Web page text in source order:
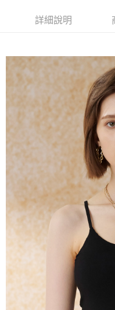
１．簡單：不需註冊會員、不需
２．便利：只要手機號碼，簡訊
【「AFTEE先享後付」結帳流程
１．於結帳方式選擇「AFTEE
結帳頁面，進行簡訊認證並確認
２．訂單成立數日內，您將收到
３．收到繳費通知簡訊後14天內
ATM／網路銀行／等多元方式進
※ 請注意：結帳手續完成當下
購買商品的店家。未經商家同
後付繳納相關費用。
※ 交易是否成功請以「AFTEE
是否繳費成功／繳費後需取消
客戶支援中心」 https://
【注意事項】
１．透過由恩沛科技股份有限
易，需依本服務之必要範圍內
權轉讓予恩沛科技股份有限公司。
２．關於個人資料處理事宜，請
https://aftee.tw/terms/#terms3
３．未成年的使用者請事先徵
「AFTEE先享後付」，若未經
４．使用「AFTEE先享後付」
時審查核予不同之上限額度；
請求用戶進行身份認證。
運送方式
每筆NT$120，滿NT$3,000(
新竹物流離島宅配
每筆NT$350，滿NT$3,500(
LINEX 宇迅國際
詳細說明